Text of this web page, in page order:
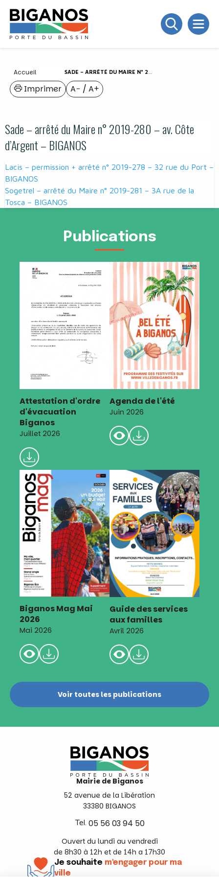
Accueil SADE – ARRÊTÉ DU MAIRE N° 2019-280 – AV. CÔTE D’ARGENT – BIGANOS
A− / A+
Imprimer
Sade – arrêté du Maire n° 2019-280 – av. Côte
d’Argent – BIGANOS
Navigation
de
l’article
Lacis – permission + arrêté n° 2019-278 – 32 rue du Port –
BIGANOS
Sogetrel – arrêté du Maire n° 2019-281 – 3A rue de la
Tosca – BIGANOS
Publications
Attestation d'ordre
d'évacuation
Biganos
Juillet 2026
Agenda de l'été
Juin 2026
Biganos Mag Mai
2026
Mai 2026
Guide des services
aux familles
Avril 2026
Voir toutes les publications
Mairie de Biganos
52 avenue de la Libération
33380 BIGANOS
Tel. 05 56 03 94 50
Ouvert du lundi au vendredi
de 8h30 à 12h et de 14h a 17h30
Je souhaite m'engager pour ma
ville